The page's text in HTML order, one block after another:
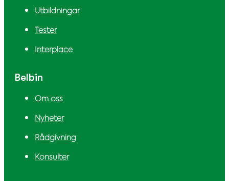
Utbildningar
Tester
Interplace
Belbin
Om oss
Nyheter
Rådgivning
Konsulter